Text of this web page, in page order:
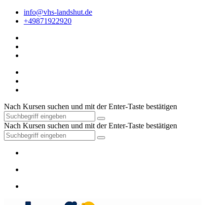
info@vhs-landshut.de
+49871922920
Nach Kursen suchen und mit der Enter-Taste bestätigen
Nach Kursen suchen und mit der Enter-Taste bestätigen